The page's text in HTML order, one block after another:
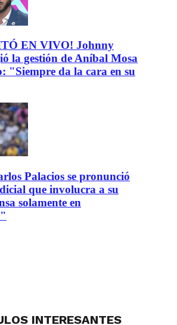
EN VIVO! Johnny
la gestión de Aníbal Mosa
"Siempre da la cara en su
Palacios se pronunció
que involucra a su
solamente en
INTERESANTES